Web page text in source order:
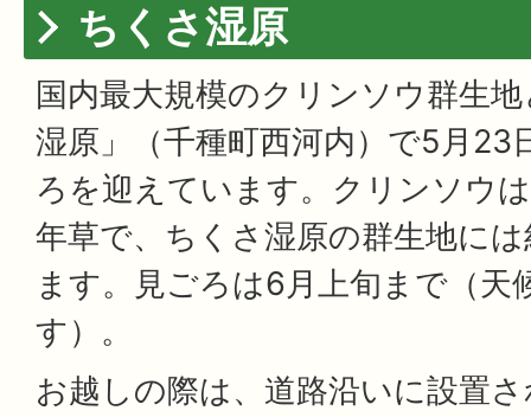
ちくさ湿原
国内最大規模のクリンソウ群生
湿原」（千種町西河内）で5月23
ろを迎えています。クリンソウ
年草で、ちくさ湿原の群生地に
ます。見ごろは6月上旬まで（天
す）。
お越しの際は、道路沿いに設置